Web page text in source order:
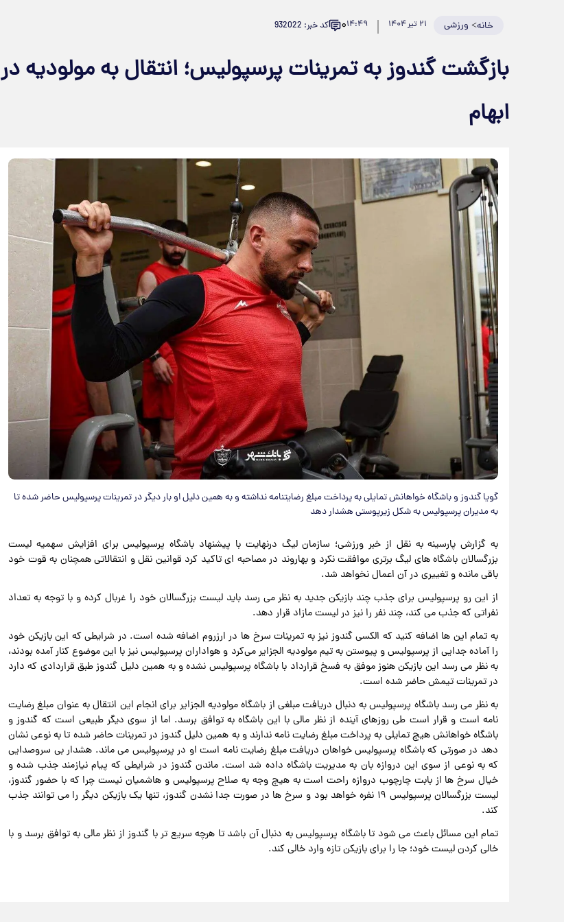
خانه> ورزشی ۲۱ تیر ۱۴۰۴ ۱۴:۴۹۰ کد خبر: 932022
بازگشت گندوز به تمرینات پرسپولیس؛ انتقال به مولودیه در
ابهام
گویا گندوز و باشگاه خواهانش تمایلی به پرداخت مبلغ رضایتنامه نداشته و به همین دلیل او بار دیگر در تمرینات پرسپولیس حاضر شده تا
به مدیران پرسپولیس به شکل زیرپوستی هشدار دهد
به گزارش پارسینه به نقل از خبر ورزشی؛ سازمان لیگ درنهایت با پیشنهاد باشگاه پرسپولیس برای افزایش سهمیه لیست
بزرگسالان باشگاه های لیگ برتری موافقت نکرد و بهاروند در مصاحبه ای تاکید کرد قوانین نقل و انتقالاتی همچنان به قوت خود
باقی مانده و تغییری در آن اعمال نخواهد شد.
از این رو پرسپولیس برای جذب چند بازیکن جدید به نظر می رسد باید لیست بزرگسالان خود را غربال کرده و با توجه به تعداد
نفراتی که جذب می کند، چند نفر را نیز در لیست مازاد قرار دهد.
به تمام این ها اضافه کنید که الکسی گندوز نیز به تمرینات سرخ ها در ارزروم اضافه شده است. در شرایطی که این بازیکن خود
را آماده جدایی از پرسپولیس و پیوستن به تیم مولودیه الجزایر می‌کرد و هواداران پرسپولیس نیز با این موضوع کنار آمده بودند،
به نظر می رسد این بازیکن هنوز موفق به فسخ قرارداد با باشگاه پرسپولیس نشده و به همین دلیل گندوز طبق قراردادی که دارد
در تمرینات تیمش حاضر شده است.
به نظر می رسد باشگاه پرسپولیس به دنبال دریافت مبلغی از باشگاه مولودیه الجزایر برای انجام این انتقال به عنوان مبلغ رضایت
نامه است و قرار است طی روزهای آینده از نظر مالی با این باشگاه به توافق برسد. اما از سوی دیگر طبیعی است که گندوز و
باشگاه خواهانش هیچ تمایلی به پرداخت مبلغ رضایت نامه ندارند و به همین دلیل گندوز در تمرینات حاضر شده تا به نوعی نشان
دهد در صورتی که باشگاه پرسپولیس خواهان دریافت مبلغ رضایت نامه است او در پرسپولیس می ماند. هشدار بی سروصدایی
که به نوعی از سوی این دروازه بان به مدیریت باشگاه داده شد است. ماندن گندوز در شرایطی که پیام نیازمند جذب شده و
خیال سرخ ها از بابت چارچوب دروازه راحت است به هیچ وجه به صلاح پرسپولیس و هاشمیان نیست چرا که با حضور گندوز،
لیست بزرگسالان پرسپولیس ۱۹ نفره خواهد بود و سرخ ها در صورت جدا نشدن گندوز، تنها یک بازیکن دیگر را می توانند جذب
کند.
تمام این مسائل باعث می شود تا باشگاه پرسپولیس به دنبال آن باشد تا هرچه سریع تر با گندوز از نظر مالی به توافق برسد و با
خالی کردن لیست خود؛ جا را برای بازیکن تازه وارد خالی کند.